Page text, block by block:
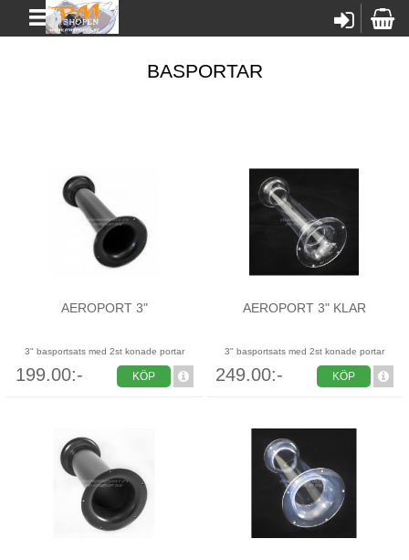
BASPORTAR
AEROPORT 3"
3" basportsats med 2st konade portar
199.00:- KÖP
AEROPORT 3" KLAR
3" basportsats med 2st konade portar
249.00:- KÖP